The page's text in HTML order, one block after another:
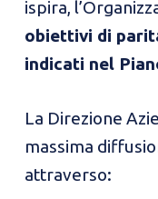
ispira,
obiettivi di
indicati nel
La Direzione
massima
attraverso: